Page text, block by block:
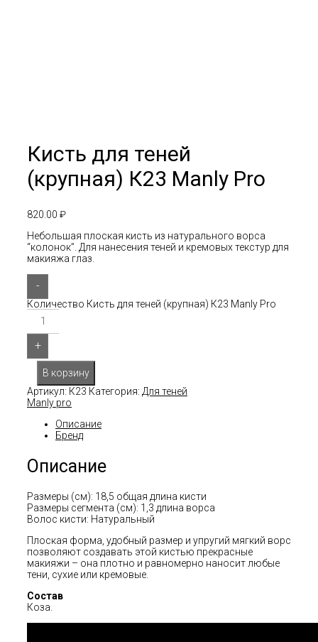
Кисть для теней
(крупная) К23 Manly Pro
820.00 ₽
Небольшая плоская кисть из натурального ворса
“колонок”. Для нанесения теней и кремовых текстур для
макияжа глаз.
-
Количество Кисть для теней (крупная) К23 Manly Pro
+
В корзину
Артикул: К23 Категория: Для теней
Manly pro
Описание
Бренд
Описание
Размеры (см): 18,5 общая длина кисти
Размеры сегмента (см): 1,3 длина ворса
Волос кисти: Натуральный
Плоская форма, удобный размер и упругий мягкий ворс
позволяют создавать этой кистью прекрасные
макияжи – она плотно и равномерно наносит любые
тени, сухие или кремовые.
Состав
Коза.